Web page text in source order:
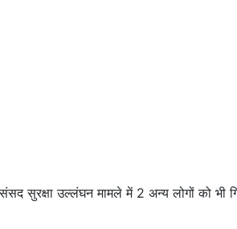
सुरक्षा उल्लंघन मामले में 2 अन्य लोगों को भी